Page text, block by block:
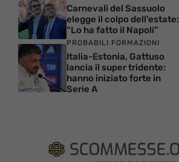
Carnevali del Sassuolo
elegge il colpo dell’estate:
“Lo ha fatto il Napoli”
PROBABILI FORMAZIONI
Italia-Estonia, Gattuso
lancia il super tridente:
hanno iniziato forte in
Serie A